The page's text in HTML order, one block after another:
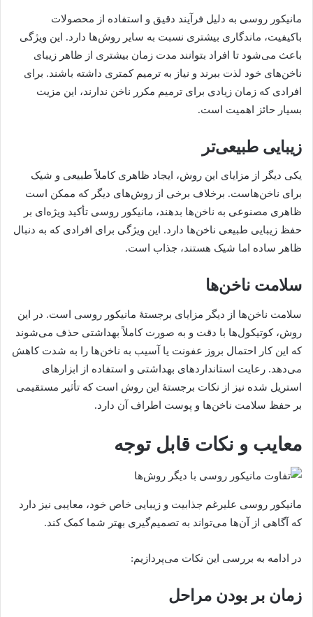
مانیکور روسی به دلیل فرآیند دقیق و استفاده از محصولات
باکیفیت، ماندگاری بیشتری نسبت به سایر روش‌ها دارد. این ویژگی
باعث می‌شود تا افراد بتوانند مدت زمان بیشتری از ظاهر زیبای
ناخن‌های خود لذت ببرند و نیاز به ترمیم کمتری داشته باشند. برای
افرادی که زمان زیادی برای ترمیم مکرر ناخن ندارند، این مزیت
بسیار حائز اهمیت است.
زیبایی طبیعی‌تر
یکی دیگر از مزایای این روش، ایجاد ظاهری کاملاً طبیعی و شیک
برای ناخن‌هاست. برخلاف برخی از روش‌های دیگر که ممکن است
ظاهری مصنوعی به ناخن‌ها بدهند، مانیکور روسی تأکید ویژه‌ای بر
حفظ زیبایی طبیعی ناخن‌ها دارد. این ویژگی برای افرادی که به دنبال
ظاهر ساده اما شیک هستند، جذاب است.
سلامت ناخن‌ها
سلامت ناخن‌ها از دیگر مزایای برجستۀ مانیکور روسی است. در این
روش، کوتیکول‌ها با دقت و به صورت کاملاً بهداشتی حذف می‌شوند
که این کار احتمال بروز عفونت یا آسیب به ناخن‌ها را به شدت کاهش
می‌دهد. رعایت استانداردهای بهداشتی و استفاده از ابزارهای
استریل شده نیز از نکات برجستۀ این روش است که تأثیر مستقیمی
بر حفظ سلامت ناخن‌ها و پوست اطراف آن دارد.
معایب و نکات قابل توجه
مانیکور روسی علیرغم جذابیت و زیبایی خاص خود، معایبی نیز دارد
که آگاهی از آن‌ها می‌تواند به تصمیم‌گیری بهتر شما کمک کند.
در ادامه به بررسی این نکات می‌پردازیم:
زمان بر بودن مراحل